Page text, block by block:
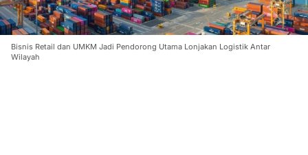
Bisnis Retail dan UMKM Jadi Pendorong Utama Lonjakan Logistik Antar
Wilayah